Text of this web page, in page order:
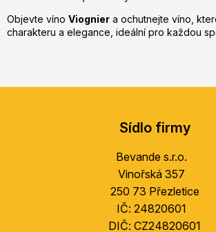
Objevte víno Viognier a ochutnejte víno,
charakteru a elegance, ideální pro každou
Sídlo firmy
Bevande s.r.o.
Vinořská 357
250 73 Přezletice
IČ: 24820601
DIČ: CZ24820601